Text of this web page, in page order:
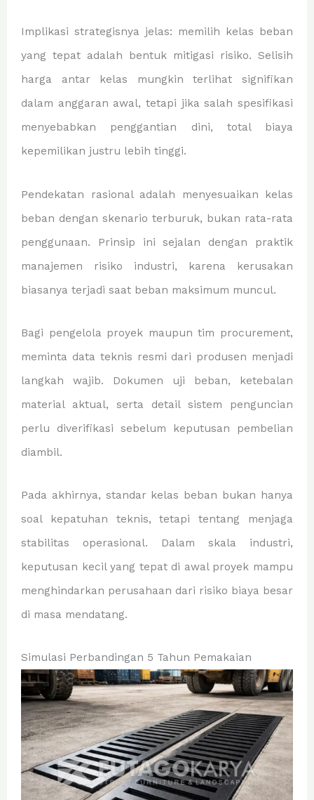
Implikasi strategisnya jelas: memilih kelas beban
yang tepat adalah bentuk mitigasi risiko. Selisih
harga antar kelas mungkin terlihat signifikan
dalam anggaran awal, tetapi jika salah spesifikasi
menyebabkan penggantian dini, total biaya
kepemilikan justru lebih tinggi.
Pendekatan rasional adalah menyesuaikan kelas
beban dengan skenario terburuk, bukan rata-rata
penggunaan. Prinsip ini sejalan dengan praktik
manajemen risiko industri, karena kerusakan
biasanya terjadi saat beban maksimum muncul.
Bagi pengelola proyek maupun tim procurement,
meminta data teknis resmi dari produsen menjadi
langkah wajib. Dokumen uji beban, ketebalan
material aktual, serta detail sistem penguncian
perlu diverifikasi sebelum keputusan pembelian
diambil.
Pada akhirnya, standar kelas beban bukan hanya
soal kepatuhan teknis, tetapi tentang menjaga
stabilitas operasional. Dalam skala industri,
keputusan kecil yang tepat di awal proyek mampu
menghindarkan perusahaan dari risiko biaya besar
di masa mendatang.
Simulasi Perbandingan 5 Tahun Pemakaian